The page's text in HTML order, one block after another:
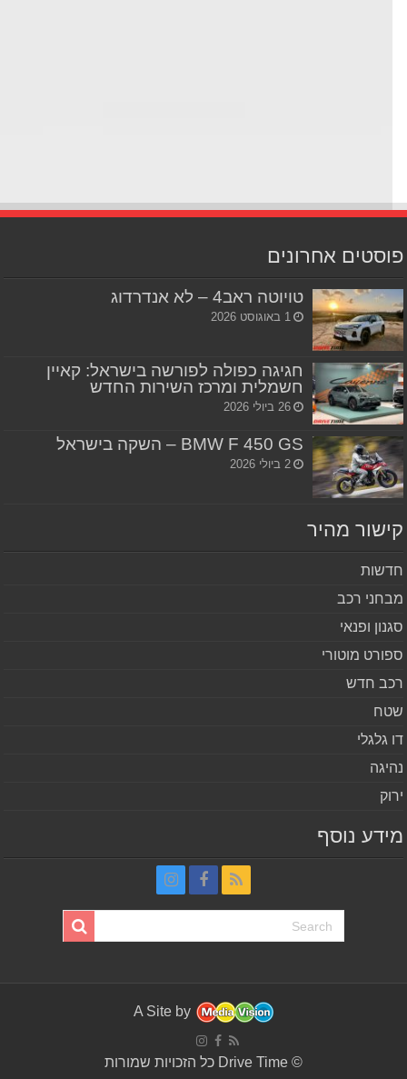
אחרונים
טויוטה ראב4 – לא אנדרדוג
1 באוגוסט 2026
חגיגה כפולה לפורשה בישראל: קאיין
חשמלית ומרכז השירות החדש
26 ביולי 2026
BMW F 450 GS – השקה בישראל
2 ביולי 2026
מהיר
רכב
ופנאי
מוטורי
חדש
גלגלי
נוסף
A Site by